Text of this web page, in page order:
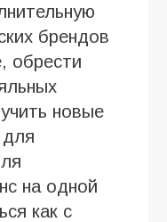
брендов
обрести
новые
для
на одной
как с